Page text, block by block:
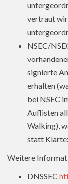
vertraut
NSEC/
signierte
erhalten
bei NSEC
Auflisten
Walking),
statt
Weitere
DNSSEC